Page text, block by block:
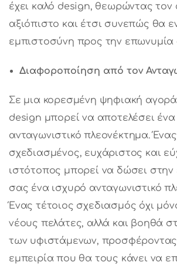
έχει καλό design, θεωρώντας τον
αξιόπιστο και έτσι συνεπώς θα
εμπιστοσύνη προς την επωνυμία
Διαφοροποίηση από τον
Σε μια κορεσμένη ψηφιακή
design μπορεί να αποτελέσει ένα
ανταγωνιστικό πλεονέκτημα.
σχεδιασμένος, ευχάριστος και
ιστότοπος μπορεί να δώσει στην
σας ένα ισχυρό ανταγωνιστικό
Ένας τέτοιος σχεδιασμός όχι
νέους πελάτες, αλλά και βοηθά
των υφιστάμενων,
εμπειρία που θα τους κάνει να